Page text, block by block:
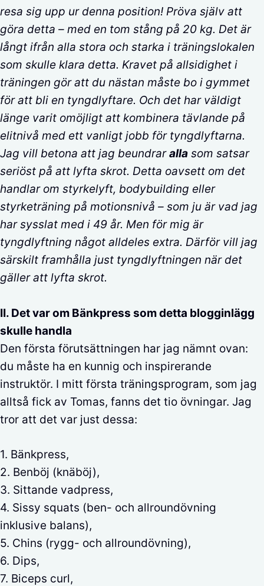
resa sig upp ur denna position! Pröva själv att
göra detta – med en tom stång på 20 kg. Det är
långt ifrån alla stora och starka i träningslokalen
som skulle klara detta. Kravet på allsidighet i
träningen gör att du nästan måste bo i gymmet
för att bli en tyngdlyftare. Och det har väldigt
länge varit omöjligt att kombinera tävlande på
elitnivå med ett vanligt jobb för tyngdlyftarna.
Jag vill betona att jag beundraralla som satsar
seriöst på att lyfta skrot. Detta oavsett om det
handlar om styrkelyft, bodybuilding eller
styrketräning på motionsnivå – som ju är vad jag
har sysslat med i 49 år. Men för mig är
tyngdlyftning något alldeles extra. Därför vill jag
särskilt framhålla just tyngdlyftningen när det
gäller att lyfta skrot.
II. Det var om Bänkpress som detta blogginlägg
skulle handla
Den första förutsättningen har jag nämnt ovan:
du måste ha en kunnig och inspirerande
instruktör. I mitt första träningsprogram, som jag
alltså fick av Tomas, fanns det tio övningar. Jag
tror att det var just dessa:
1. Bänkpress,
2. Benböj (knäböj),
3. Sittande vadpress,
4. Sissy squats (ben- och allroundövning
inklusive balans),
5. Chins (rygg- och allroundövning),
6. Dips,
7. Biceps curl,